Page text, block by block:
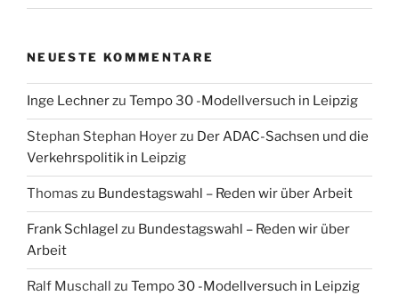
NEUESTE KOMMENTARE
Inge Lechnerzu Tempo 30 -Modellversuch in Leipzig
Stephan Stephan Hoyerzu Der ADAC-Sachsen und die
Verkehrspolitik in Leipzig
Thomas zu Bundestagswahl – Reden wir über Arbeit
Frank Schlagel zu Bundestagswahl – Reden wir über
Arbeit
Ralf Muschall zu Tempo 30 -Modellversuch in Leipzig